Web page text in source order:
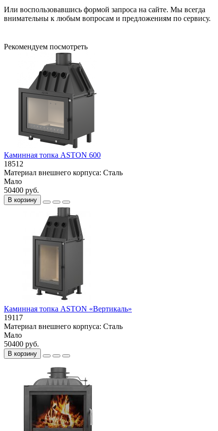
Или воспользовавшись формой запроса на сайте. Мы всегда
внимательны к любым вопросам и предложениям по сервису.
Рекомендуем посмотреть
Каминная топка ASTON 600
18512
Материал внешнего корпуса: Сталь
Мало
50400 руб.
В корзину
Каминная топка ASTON «Вертикаль»
19117
Материал внешнего корпуса: Сталь
Мало
50400 руб.
В корзину